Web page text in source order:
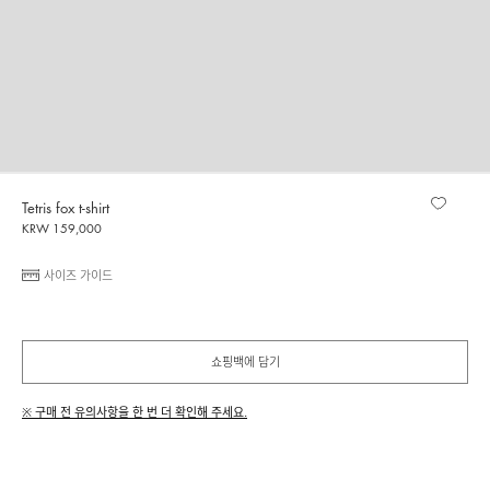
Tetris fox t-shirt
KRW 159,000
사이즈 가이드
쇼핑백에 담기
※ 구매 전 유의사항을 한 번 더 확인해 주세요.